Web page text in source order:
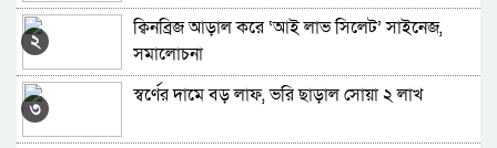
সিলেটের ১৯টি আসনে খেলাফত মজলিসের প্রার্থী
ঘোষণা
নাসীহা ফাউন্ডেশন এর কুরআন শিক্ষা কোর্সের ফলাফল
২
ক্বিনব্রিজ আড়াল করে ‘আই লাভ সিলেট’ সাইনেজ,
সমালোচনা
৩
স্বর্ণের দামে বড় লাফ, ভরি ছাড়াল সোয়া ২ লাখ